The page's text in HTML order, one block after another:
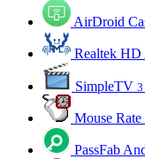
AirDroid
Realtek HD
SimpleTV 3
Mouse
PassFab